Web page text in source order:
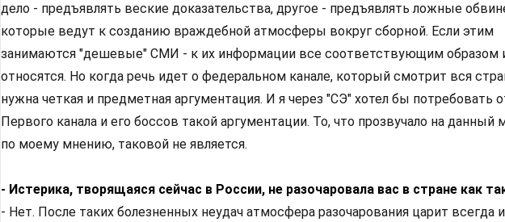
дело - предъявлять веские доказательства, другое - предъявлять ложные
которые ведут к созданию враждебной атмосферы вокруг сборной. Если этим
занимаются "дешевые" СМИ - к их информации все соответствующим образом
относятся. Но когда речь идет о федеральном канале, который смотрит вся
нужна четкая и предметная аргументация. И я через "СЭ" хотел бы потребовать
Первого канала и его боссов такой аргументации. То, что прозвучало на данный
по моему мнению, таковой не является.
- Истерика, творящаяся сейчас в России, не разочаровала вас в стране как
- Нет. После таких болезненных неудач атмосфера разочарования царит всегда